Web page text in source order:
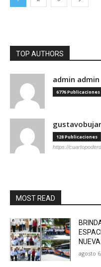
TOP AUTHORS
admin admin
6776 Publicaciones
128 Publicaciones
https://
MOST READ
agosto